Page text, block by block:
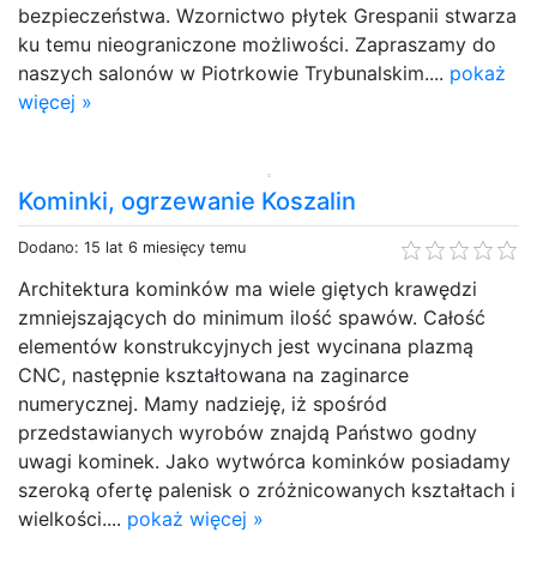
bezpieczeństwa. Wzornictwo płytek Grespanii stwarza
ku temu nieograniczone możliwości. Zapraszamy do
naszych salonów w Piotrkowie Trybunalskim.... pokaż
więcej »
Kominki, ogrzewanie Koszalin
Dodano: 15 lat 6 miesięcy temu
Architektura kominków ma wiele giętych krawędzi
zmniejszających do minimum ilość spawów. Całość
elementów konstrukcyjnych jest wycinana plazmą
CNC, następnie kształtowana na zaginarce
numerycznej. Mamy nadzieję, iż spośród
przedstawianych wyrobów znajdą Państwo godny
uwagi kominek. Jako wytwórca kominków posiadamy
szeroką ofertę palenisk o zróżnicowanych kształtach i
wielkości.... pokaż więcej »